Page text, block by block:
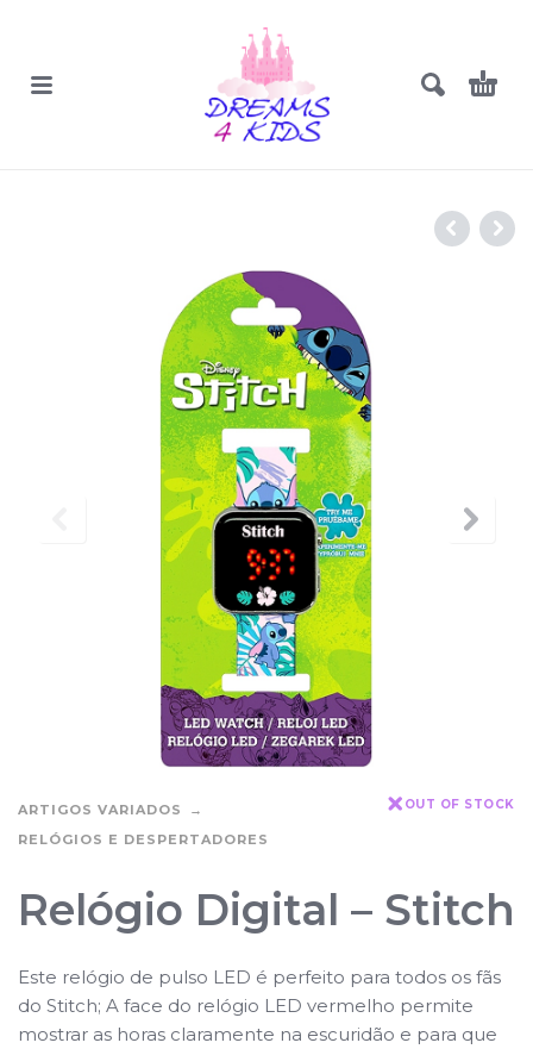
ARTIGOS VARIADOS
RELÓGIOS E DESPERTADORES
OUT OF STOCK
Relógio Digital – Stitch
Este relógio de pulso LED é perfeito para todos os fãs
do Stitch; A face do relógio LED vermelho permite
mostrar as horas claramente na escuridão e para que